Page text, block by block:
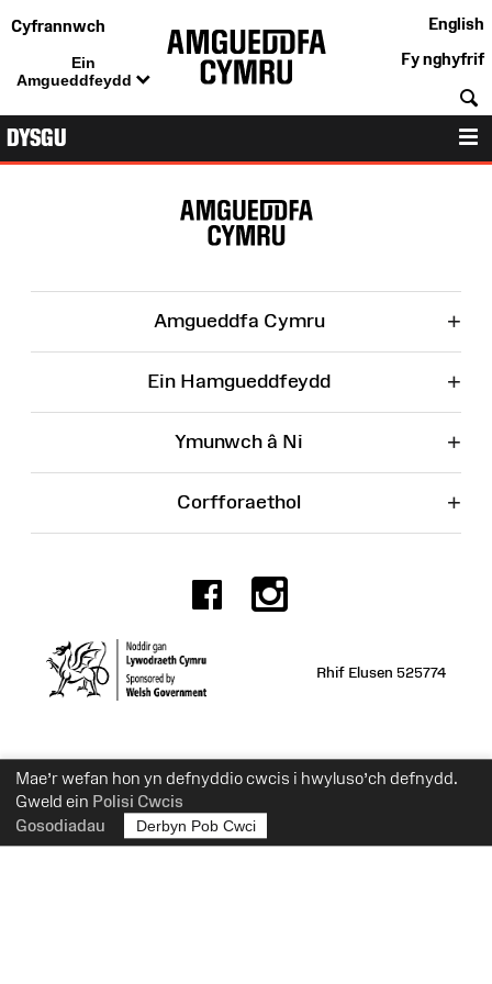
Mae’r wefan hon yn defnyddio cwcis i hwyluso’ch defnydd.
Gweld ein Polisi Cwcis
Gosodiadau
Derbyn Pob Cwci
Cyfrannwch
Ein
Amgueddfeydd
English
Fy nghyfrif
DYSGU
Amgueddfa Cymru +
Ein Hamgueddfeydd +
Ymunwch â Ni +
Corfforaethol +
Facebook
Rhif Elusen 525774